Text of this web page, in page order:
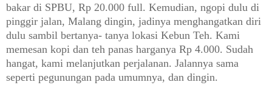
bakar di SPBU, Rp 20.000 full. Kemudian, ngopi dulu di
pinggir jalan, Malang dingin, jadinya menghangatkan diri
dulu sambil bertanya- tanya lokasi Kebun Teh. Kami
memesan kopi dan teh panas harganya Rp 4.000. Sudah
hangat, kami melanjutkan perjalanan. Jalannya sama
seperti pegunungan pada umumnya, dan dingin.